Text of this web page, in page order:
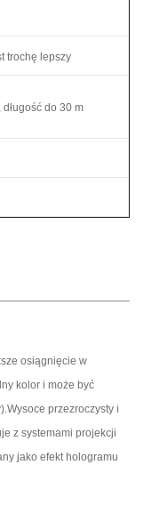
trochę lepszy
do 30 m
osiągnięcie w
kolor i może być
przezroczysty i
z systemami projekcji
jako efekt hologramu